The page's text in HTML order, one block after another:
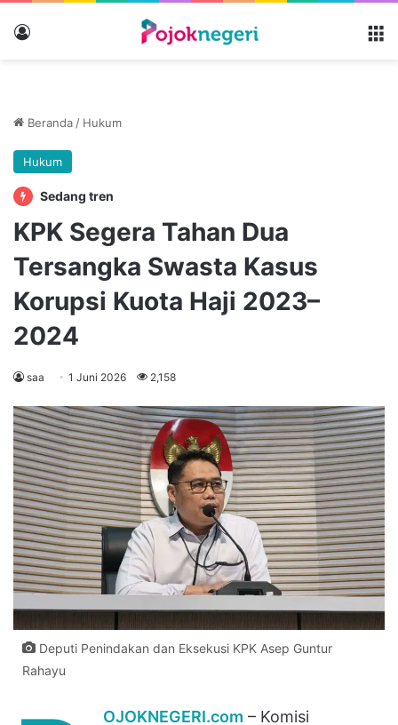
Beranda / Hukum
Hukum
Sedang tren
KPK Segera Tahan Dua
Tersangka Swasta Kasus
Korupsi Kuota Haji 2023–
2024
saa 1 Juni 2026 2,158
Deputi Penindakan dan Eksekusi KPK Asep Guntur
Rahayu
OJOKNEGERI.com – Komisi